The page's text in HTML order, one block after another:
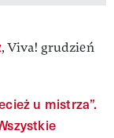
, Viva! grudzień
u mistrza”.